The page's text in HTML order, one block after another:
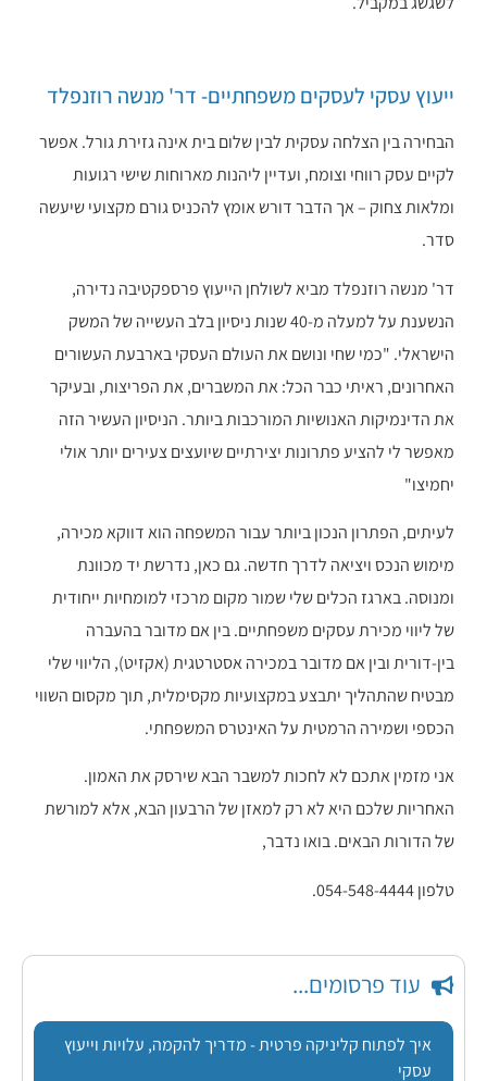
ייעוץ עסקי לעסקים משפחתיים- דר' מנשה רוזנפלד
הבחירה בין הצלחה עסקית לבין שלום בית אינה גזירת גורל. אפשר
לקיים עסק רווחי וצומח, ועדיין ליהנות מארוחות שישי רגועות
ומלאות צחוק – אך הדבר דורש אומץ להכניס גורם מקצועי שיעשה
סדר.
דר' מנשה רוזנפלד מביא לשולחן הייעוץ פרספקטיבה נדירה,
הנשענת על למעלה מ-40 שנות ניסיון בלב העשייה של המשק
הישראלי. "כמי שחי ונושם את העולם העסקי בארבעת העשורים
האחרונים, ראיתי כבר הכל: את המשברים, את הפריצות, ובעיקר
את הדינמיקות האנושיות המורכבות ביותר. הניסיון העשיר הזה
מאפשר לי להציע פתרונות יצירתיים שיועצים צעירים יותר אולי
יחמיצו"
לעיתים, הפתרון הנכון ביותר עבור המשפחה הוא דווקא מכירה,
מימוש הנכס ויציאה לדרך חדשה. גם כאן, נדרשת יד מכוונת
ומנוסה. בארגז הכלים שלי שמור מקום מרכזי למומחיות ייחודית
של ליווי מכירת עסקים משפחתיים. בין אם מדובר בהעברה
בין-דורית ובין אם מדובר במכירה אסטרטגית (אקזיט), הליווי שלי
מבטיח שהתהליך יתבצע במקצועיות מקסימלית, תוך מקסום השווי
הכספי ושמירה הרמטית על האינטרס המשפחתי.
אני מזמין אתכם לא לחכות למשבר הבא שירסק את האמון.
האחריות שלכם היא לא רק למאזן של הרבעון הבא, אלא למורשת
של הדורות הבאים. בואו נדבר,
טלפון 054-548-4444.
עוד פרסומים...
איך לפתוח קליניקה פרטית - מדריך להקמה, עלויות וייעוץ
עסקי